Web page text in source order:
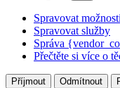
Spravovat možnosti
Spravovat služby
Správa
Přečtěte si více o
Příjmout Odmítnout